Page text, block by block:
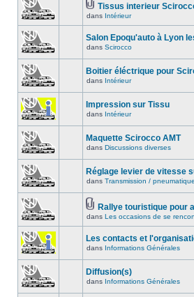
Tissus interieur
dans Intérieur
Salon Epoqu'auto à Lyon
dans Scirocco
Boitier éléctrique pour
dans Intérieur
Impression sur Tissu
dans Intérieur
Maquette Scirocco AMT
dans Discussions diverses
Réglage levier de vitesse
dans Transmission /
Rallye touristique pour
dans Les occasions de se
Les contacts et
dans Informations Générales
Diffusion(s)
dans Informations Générales